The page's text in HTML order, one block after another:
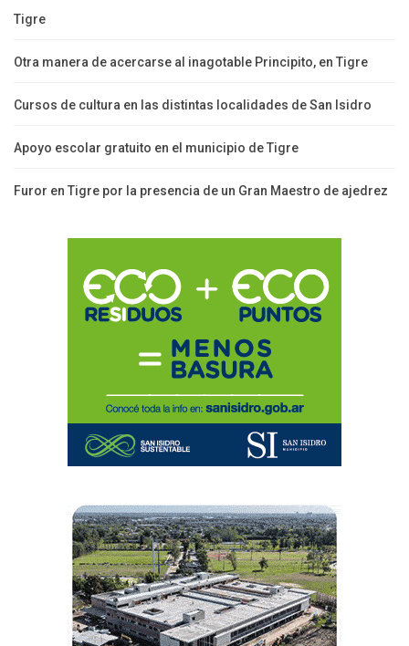
Tigre
Otra manera de acercarse al inagotable Principito, en Tigre
Cursos de cultura en las distintas localidades de San Isidro
Apoyo escolar gratuito en el municipio de Tigre
Furor en Tigre por la presencia de un Gran Maestro de ajedrez